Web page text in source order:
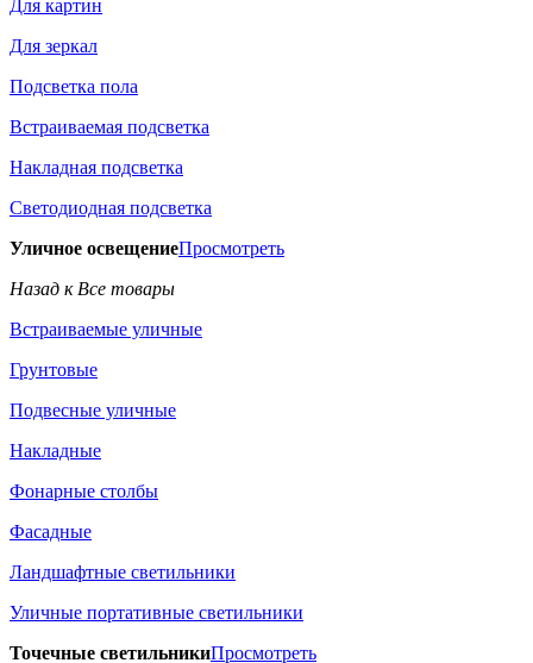
Для картин
Для зеркал
Подсветка пола
Встраиваемая подсветка
Накладная подсветка
Светодиодная подсветка
Уличное освещениеПросмотреть
Назад к Все товары
Встраиваемые уличные
Грунтовые
Подвесные уличные
Накладные
Фонарные столбы
Фасадные
Ландшафтные светильники
Уличные портативные светильники
Точечные светильникиПросмотреть